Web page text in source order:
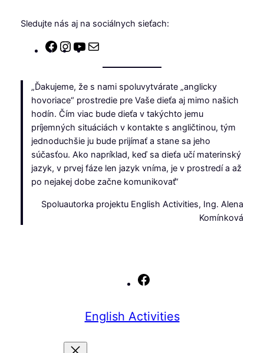
Sledujte nás aj na sociálnych sieťach:
Facebook
Instagram
YouTube
„Ďakujeme, že s nami spoluvytvárate „anglicky
hovoriace“ prostredie pre Vaše dieťa aj mimo našich
hodín. Čím viac bude dieťa v takýchto jemu
príjemných situáciách v kontakte s angličtinou, tým
jednoduchšie ju bude prijímať a stane sa jeho
súčasťou. Ako napríklad, keď sa dieťa učí materinský
jazyk, v prvej fáze len jazyk vníma, je v prostredí a až
po nejakej dobe začne komunikovať“
Spoluautorka projektu English Activities, Ing. Alena
Komínková
English Activities